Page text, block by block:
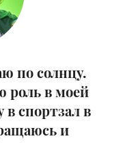
по солнцу.
роль в моей
спортзал в
и